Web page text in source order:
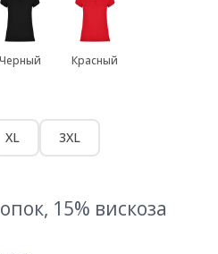
Черный Красный
XL 3XL
15% вискоза